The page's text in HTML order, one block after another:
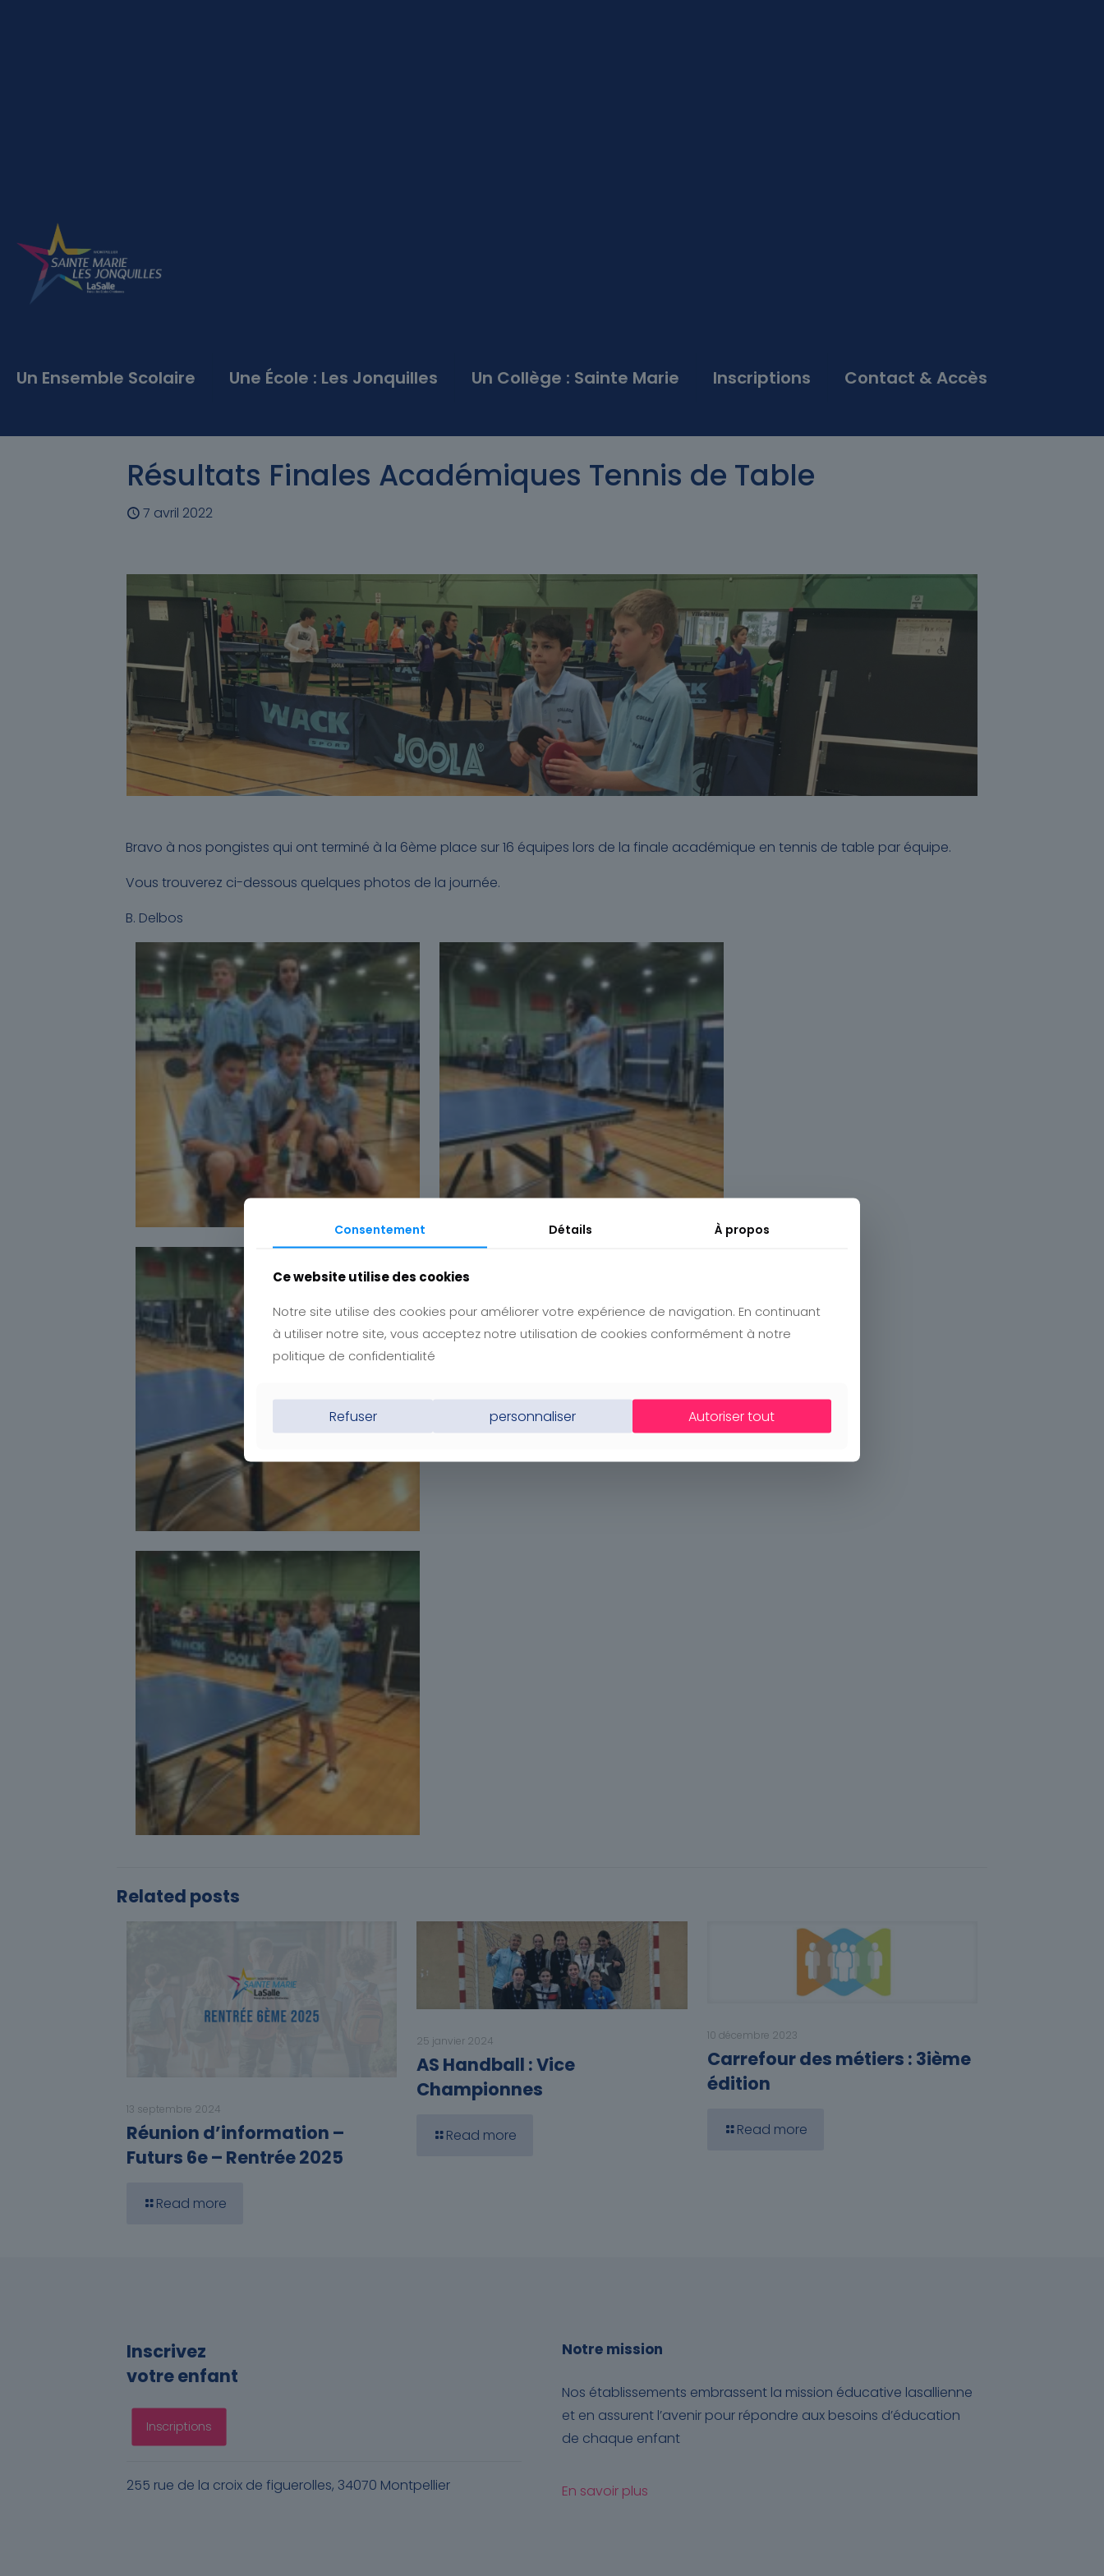
Un Ensemble Scolaire Une École : Les Jonquilles Un Collège : Sainte Marie Inscriptions Contact & Accès
Résultats Finales Académiques Tennis de Table
7 avril 2022
Bravo à nos pongistes qui ont terminé à la 6ème place sur 16 équipes lors de la finale académique en tennis de table par équipe.
Vous trouverez ci-dessous quelques photos de la journée.
B. Delbos
Related posts
13 septembre 2024
Réunion d’information –
Futurs 6e – Rentrée 2025
Read more
25 janvier 2024
AS Handball : Vice
Championnes
Read more
10 décembre 2023
Carrefour des métiers : 3ième
édition
Read more
Inscrivez
votre enfant
Inscriptions
255 rue de la croix de figuerolles, 34070 Montpellier
Notre mission
Nos établissements embrassent la mission éducative lasallienne
et en assurent l’avenir pour répondre aux besoins d’éducation
de chaque enfant
En savoir plus
Consentement Détails À propos
Ce website utilise des cookies
Notre site utilise des cookies pour améliorer votre expérience de navigation. En continuant
à utiliser notre site, vous acceptez notre utilisation de cookies conformément à notre
politique de confidentialité
Refuser personnaliser Autoriser tout